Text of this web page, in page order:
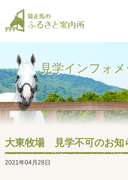
見学インフォ
大東牧場 見学不可のお知
2021年04月28日